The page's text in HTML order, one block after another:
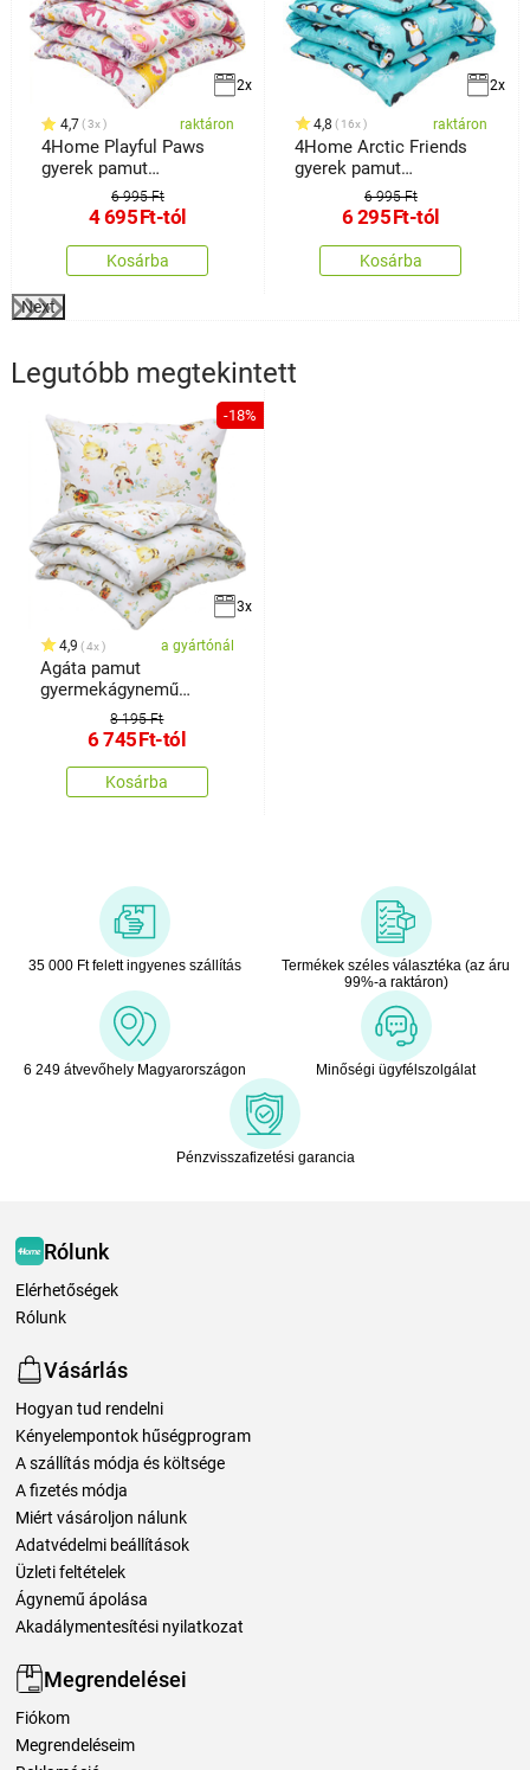
2x
4,7 3x raktáron
4Home Playful Paws
gyerek pamut
ágyneműhuzat
6 995 Ft
4 695Ft-tól
Kosárba
2x
4,8 16x raktáron
4Home Arctic Friends
gyerek pamut
ágyneműhuzat
6 995 Ft
6 295Ft-tól
Kosárba
Next
Legutóbb megtekintett
-18%
3x
4,9 4x a gyártónál
Agáta pamut
gyermekágynemű
8 195 Ft
6 745Ft-tól
Kosárba
35 000 Ft felett ingyenes szállítás
Termékek széles választéka (az áru
99%-a raktáron)
6 249 átvevőhely Magyarországon Minőségi ügyfélszolgálat
Pénzvisszafizetési garancia
Rólunk
Elérhetőségek
Rólunk
Vásárlás
Hogyan tud rendelni
Kényelempontok hűségprogram
A szállítás módja és költsége
A fizetés módja
Miért vásároljon nálunk
Adatvédelmi beállítások
Üzleti feltételek
Ágynemű ápolása
Akadálymentesítési nyilatkozat
Megrendelései
Fiókom
Megrendeléseim